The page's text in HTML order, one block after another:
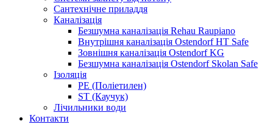
Сантехнічне приладдя
Каналізація
Безшумна каналізація Rehau Raupiano
Внутрішня каналізація Ostendorf HT Safe
Зовнішня каналізація Ostendorf KG
Безшумна каналізація Ostendorf Skolan Safe
Ізоляція
PE (Поліетилен)
ST (Каучук)
Лічильники води
Контакти